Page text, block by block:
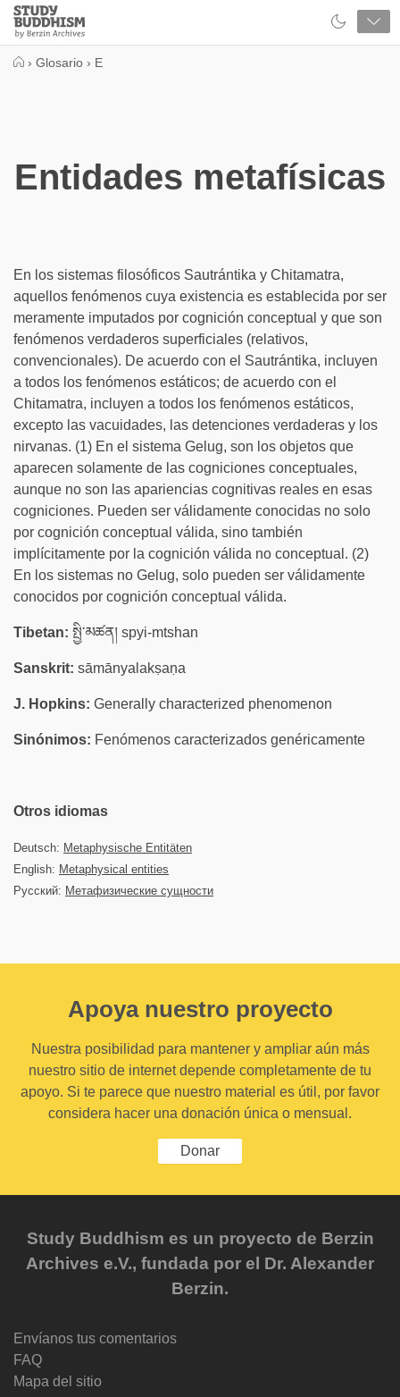
Close
Study
Buddhism
› Glosario › E
Entidades metafísicas
En los sistemas filosóficos Sautrántika y Chitamatra,
aquellos fenómenos cuya existencia es establecida por ser
meramente imputados por cognición conceptual y que son
fenómenos verdaderos superficiales (relativos,
convencionales). De acuerdo con el Sautrántika, incluyen
a todos los fenómenos estáticos; de acuerdo con el
Chitamatra, incluyen a todos los fenómenos estáticos,
excepto las vacuidades, las detenciones verdaderas y los
nirvanas. (1) En el sistema Gelug, son los objetos que
aparecen solamente de las cogniciones conceptuales,
aunque no son las apariencias cognitivas reales en esas
cogniciones. Pueden ser válidamente conocidas no solo
por cognición conceptual válida, sino también
implícitamente por la cognición válida no conceptual. (2)
En los sistemas no Gelug, solo pueden ser válidamente
conocidos por cognición conceptual válida.
Tibetan: སྤྱི་མཚན། spyi-mtshan
Sanskrit: sāmānyalakṣaṇa
J. Hopkins: Generally characterized phenomenon
Sinónimos: Fenómenos caracterizados genéricamente
Otros idiomas
Deutsch: Metaphysische Entitäten
English: Metaphysical entities
Русский: Метафизические сущности
Apoya nuestro proyecto
Nuestra posibilidad para mantener y ampliar aún más
nuestro sitio de internet depende completamente de tu
apoyo. Si te parece que nuestro material es útil, por favor
considera hacer una donación única o mensual.
Donar
Study Buddhism es un proyecto de Berzin
Archives e.V., fundada por el Dr. Alexander
Berzin.
Envíanos tus comentarios
FAQ
Mapa del sitio